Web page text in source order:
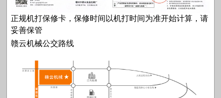
正规机打保修卡，保修时间以机打时间为准开始计算，请
妥善保管
赣云机械公交路线